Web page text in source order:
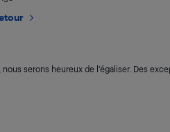
serons heureux de l’égaliser. Des